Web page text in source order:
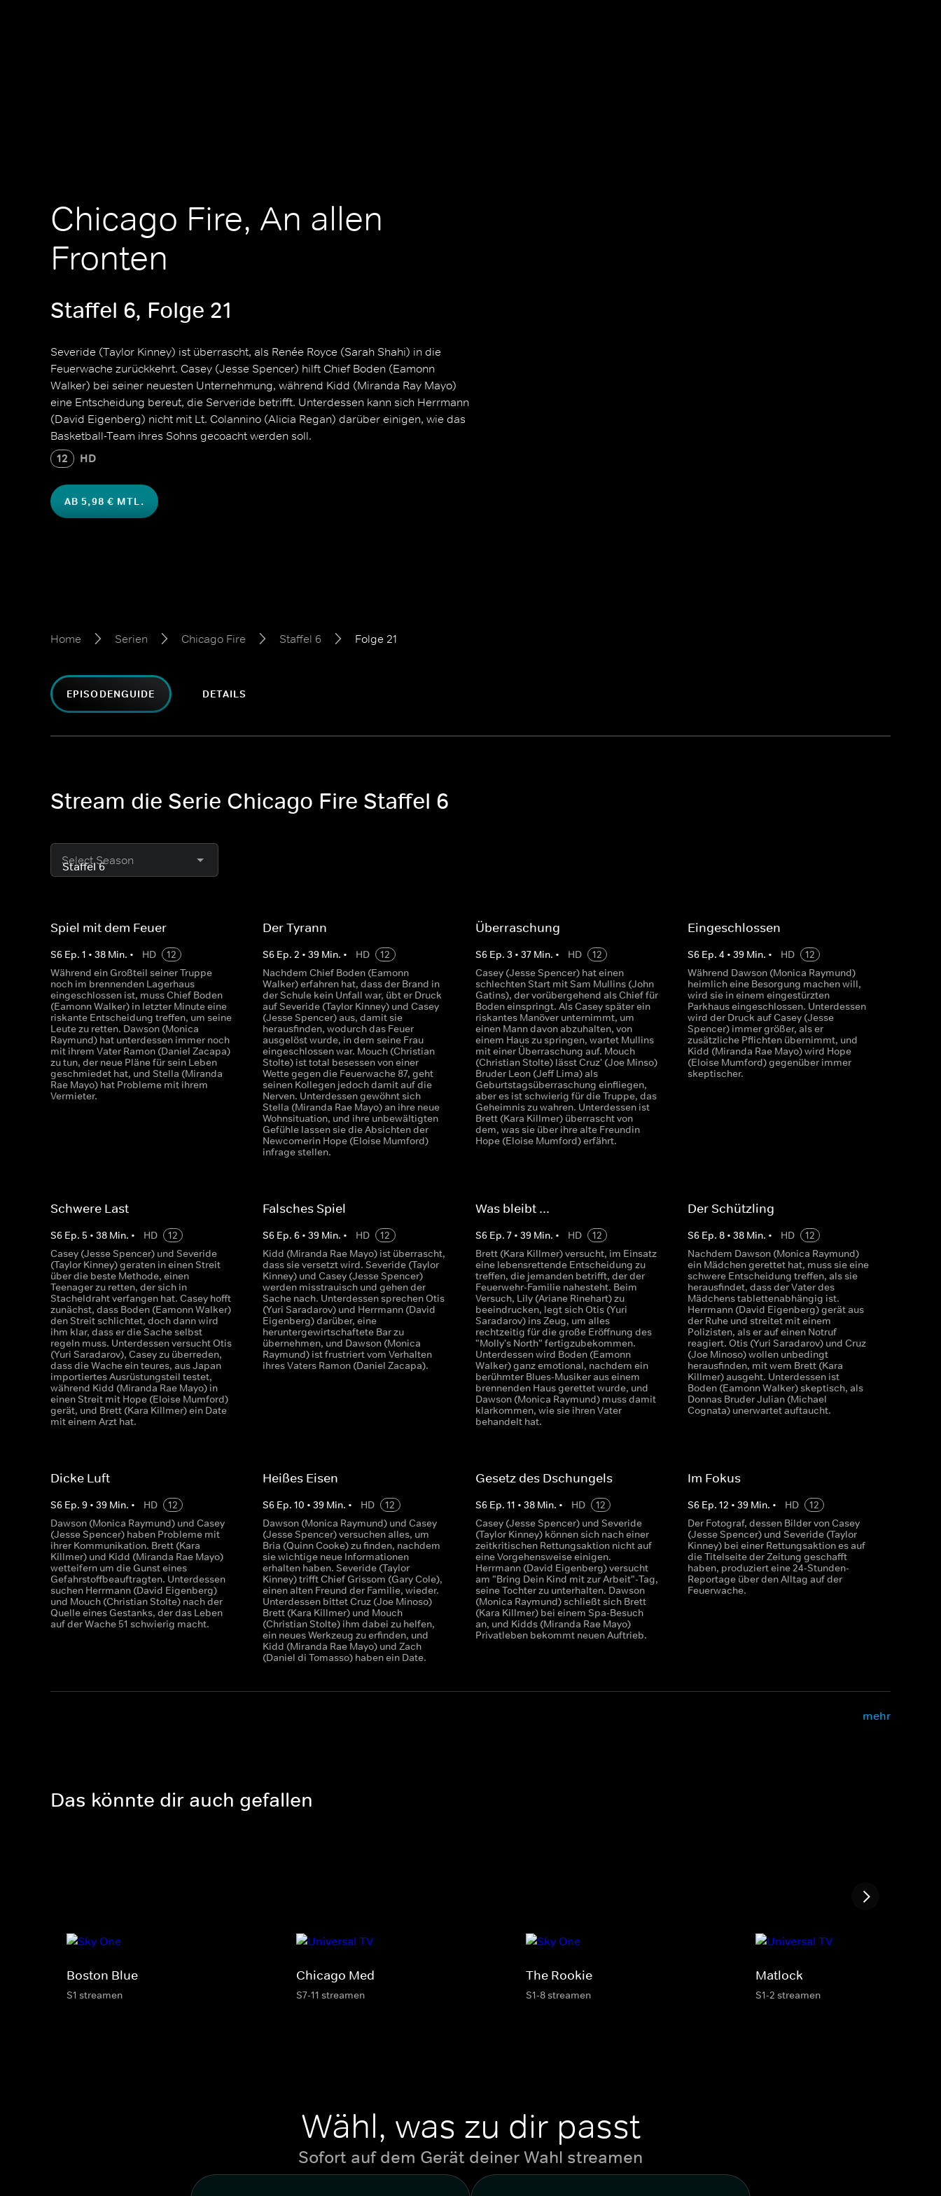
Chicago Fire, An allen
Fronten
Staffel 6, Folge 21
Severide (Taylor Kinney) ist überrascht, als Renée Royce (Sarah Shahi) in die
Feuerwache zurückkehrt. Casey (Jesse Spencer) hilft Chief Boden (Eamonn
Walker) bei seiner neuesten Unternehmung, während Kidd (Miranda Ray Mayo)
eine Entscheidung bereut, die Serveride betrifft. Unterdessen kann sich Herrmann
(David Eigenberg) nicht mit Lt. Colannino (Alicia Regan) darüber einigen, wie das
Basketball-Team ihres Sohns gecoacht werden soll.
12 HD
AB 5,98 € MTL.
Home Serien Chicago Fire Staffel 6 Folge 21
EPISODENGUIDE DETAILS
Stream die Serie Chicago Fire Staffel 6
Select Season
Spiel mit dem Feuer
S6 Ep. 1 • 38 Min. • HD
12
Während ein Großteil seiner Truppe
noch im brennenden Lagerhaus
eingeschlossen ist, muss Chief Boden
(Eamonn Walker) in letzter Minute eine
riskante Entscheidung treffen, um seine
Leute zu retten. Dawson (Monica
Raymund) hat unterdessen immer noch
mit ihrem Vater Ramon (Daniel Zacapa)
zu tun, der neue Pläne für sein Leben
geschmiedet hat, und Stella (Miranda
Rae Mayo) hat Probleme mit ihrem
Vermieter.
Der Tyrann
S6 Ep.2 •39 Min. • HD
12
Nachdem Chief Boden (Eamonn
Walker) erfahren hat, dass der Brand in
der Schule kein Unfall war, übt er Druck
auf Severide (Taylor Kinney) und Casey
(Jesse Spencer) aus, damit sie
herausfinden, wodurch das Feuer
ausgelöst wurde, in dem seine Frau
eingeschlossen war. Mouch (Christian
Stolte) ist total besessen von einer
Wette gegen die Feuerwache 87, geht
seinen Kollegen jedoch damit auf die
Nerven. Unterdessen gewöhnt sich
Stella (Miranda Rae Mayo) an ihre neue
Wohnsituation, und ihre unbewältigten
Gefühle lassen sie die Absichten der
Newcomerin Hope (Eloise Mumford)
infrage stellen.
Überraschung
S6 Ep. 3 • 37Min. • HD
12
Casey (Jesse Spencer) hat einen
schlechten Start mit Sam Mullins (John
Gatins), der vorübergehend als Chief für
Boden einspringt. Als Casey später ein
riskantes Manöver unternimmt, um
einen Mann davon abzuhalten, von
einem Haus zu springen, wartet Mullins
mit einer Überraschung auf. Mouch
(Christian Stolte) lässt Cruz' (Joe Minso)
Bruder Leon (Jeff Lima) als
Geburtstagsüberraschung einfliegen,
aber es ist schwierig für die Truppe, das
Geheimnis zu wahren. Unterdessen ist
Brett (Kara Killmer) überrascht von
dem, was sie über ihre alte Freundin
Hope (Eloise Mumford) erfährt.
Eingeschlossen
S6 Ep. 4 • 39Min. • HD
12
Während Dawson (Monica Raymund)
heimlich eine Besorgung machen will,
wird sie in einem eingestürzten
Parkhaus eingeschlossen. Unterdessen
wird der Druck auf Casey (Jesse
Spencer) immer größer, als er
zusätzliche Pflichten übernimmt, und
Kidd (Miranda Rae Mayo) wird Hope
(Eloise Mumford) gegenüber immer
skeptischer.
Schwere Last
S6 Ep. 5 • 38 Min. • HD
12
Casey (Jesse Spencer) und Severide
(Taylor Kinney) geraten in einen Streit
über die beste Methode, einen
Teenager zu retten, der sich in
Stacheldraht verfangen hat. Casey hofft
zunächst, dass Boden (Eamonn Walker)
den Streit schlichtet, doch dann wird
ihm klar, dass er die Sache selbst
regeln muss. Unterdessen versucht Otis
(Yuri Saradarov), Casey zu überreden,
dass die Wache ein teures, aus Japan
importiertes Ausrüstungsteil testet,
während Kidd (Miranda Rae Mayo) in
einen Streit mit Hope (Eloise Mumford)
gerät, und Brett (Kara Killmer) ein Date
mit einem Arzt hat.
Falsches Spiel
S6 Ep.6 •39 Min. • HD
12
Kidd (Miranda Rae Mayo) ist überrascht,
dass sie versetzt wird. Severide (Taylor
Kinney) und Casey (Jesse Spencer)
werden misstrauisch und gehen der
Sache nach. Unterdessen sprechen Otis
(Yuri Saradarov) und Herrmann (David
Eigenberg) darüber, eine
heruntergewirtschaftete Bar zu
übernehmen, und Dawson (Monica
Raymund) ist frustriert vom Verhalten
ihres Vaters Ramon (Daniel Zacapa).
Was bleibt ...
S6 Ep. 7• 39Min. • HD
12
Brett (Kara Killmer) versucht, im Einsatz
eine lebensrettende Entscheidung zu
treffen, die jemanden betrifft, der der
Feuerwehr-Familie nahesteht. Beim
Versuch, Lily (Ariane Rinehart) zu
beeindrucken, legt sich Otis (Yuri
Saradarov) ins Zeug, um alles
rechtzeitig für die große Eröffnung des
"Molly's North" fertigzubekommen.
Unterdessen wird Boden (Eamonn
Walker) ganz emotional, nachdem ein
berühmter Blues-Musiker aus einem
brennenden Haus gerettet wurde, und
Dawson (Monica Raymund) muss damit
klarkommen, wie sie ihren Vater
behandelt hat.
Der Schützling
S6 Ep. 8• 38Min. • HD
12
Nachdem Dawson (Monica Raymund)
ein Mädchen gerettet hat, muss sie eine
schwere Entscheidung treffen, als sie
herausfindet, dass der Vater des
Mädchens tablettenabhängig ist.
Herrmann (David Eigenberg) gerät aus
der Ruhe und streitet mit einem
Polizisten, als er auf einen Notruf
reagiert. Otis (Yuri Saradarov) und Cruz
(Joe Minoso) wollen unbedingt
herausfinden, mit wem Brett (Kara
Killmer) ausgeht. Unterdessen ist
Boden (Eamonn Walker) skeptisch, als
Donnas Bruder Julian (Michael
Cognata) unerwartet auftaucht.
Dicke Luft
S6 Ep. 9 • 39 Min. • HD
12
Dawson (Monica Raymund) und Casey
(Jesse Spencer) haben Probleme mit
ihrer Kommunikation. Brett (Kara
Killmer) und Kidd (Miranda Rae Mayo)
wetteifern um die Gunst eines
Gefahrstoffbeauftragten. Unterdessen
suchen Herrmann (David Eigenberg)
und Mouch (Christian Stolte) nach der
Quelle eines Gestanks, der das Leben
auf der Wache 51 schwierig macht.
Heißes Eisen
S6 Ep.10 •39 Min. • HD
12
Dawson (Monica Raymund) und Casey
(Jesse Spencer) versuchen alles, um
Bria (Quinn Cooke) zu finden, nachdem
sie wichtige neue Informationen
erhalten haben. Severide (Taylor
Kinney) trifft Chief Grissom (Gary Cole),
einen alten Freund der Familie, wieder.
Unterdessen bittet Cruz (Joe Minoso)
Brett (Kara Killmer) und Mouch
(Christian Stolte) ihm dabei zu helfen,
ein neues Werkzeug zu erfinden, und
Kidd (Miranda Rae Mayo) und Zach
(Daniel di Tomasso) haben ein Date.
Gesetz des Dschungels
S6 Ep. 11 • 38Min. • HD
12
Casey (Jesse Spencer) und Severide
(Taylor Kinney) können sich nach einer
zeitkritischen Rettungsaktion nicht auf
eine Vorgehensweise einigen.
Herrmann (David Eigenberg) versucht
am "Bring Dein Kind mit zur Arbeit"-Tag,
seine Tochter zu unterhalten. Dawson
(Monica Raymund) schließt sich Brett
(Kara Killmer) bei einem Spa-Besuch
an, und Kidds (Miranda Rae Mayo)
Privatleben bekommt neuen Auftrieb.
Im Fokus
S6 Ep. 12 • 39Min. • HD
12
Der Fotograf, dessen Bilder von Casey
(Jesse Spencer) und Severide (Taylor
Kinney) bei einer Rettungsaktion es auf
die Titelseite der Zeitung geschafft
haben, produziert eine 24-Stunden-
Reportage über den Alltag auf der
Feuerwache.
mehr
Das könnte dir auch gefallen
Boston Blue
S1 streamen
Chicago Med
S7-11 streamen
The Rookie
S1-8 streamen
Matlock
S1-2 streamen
Wähl, was zu dir passt
Sofort auf dem Gerät deiner Wahl streamen